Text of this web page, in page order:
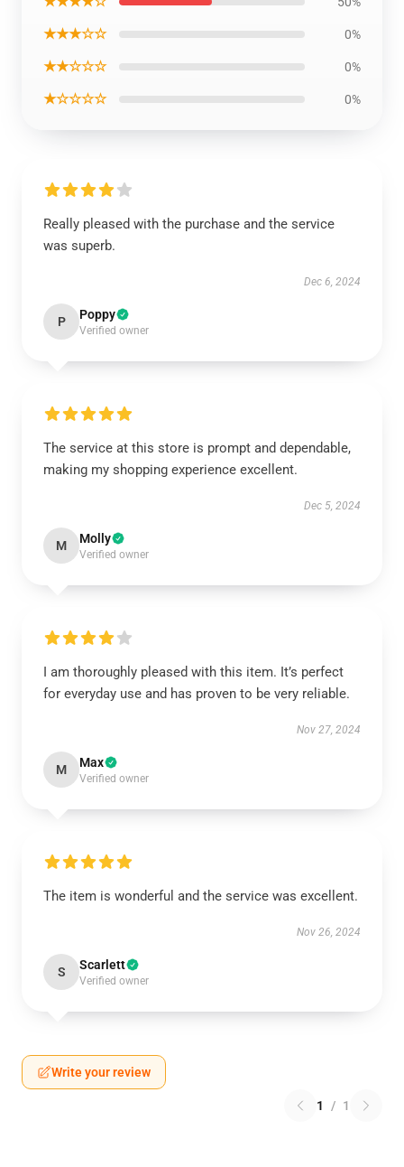
★★★☆☆ 0%
★★☆☆☆ 0%
★☆☆☆☆ 0%
Really pleased with the purchase and the service
was superb.
Dec 6, 2024
P Poppy
Verified owner
The service at this store is prompt and dependable,
making my shopping experience excellent.
Dec 5, 2024
M Molly
Verified owner
I am thoroughly pleased with this item. It’s perfect
for everyday use and has proven to be very reliable.
Nov 27, 2024
M Max
Verified owner
The item is wonderful and the service was excellent.
Nov 26, 2024
S Scarlett
Verified owner
Write your review
1 / 1